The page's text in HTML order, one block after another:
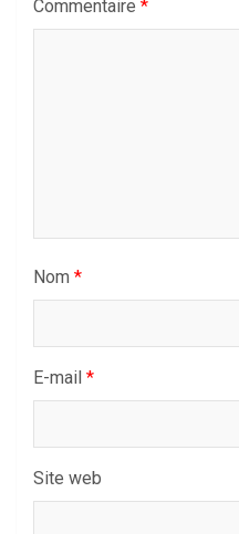
Commentaire *
Nom *
E-mail *
Site web